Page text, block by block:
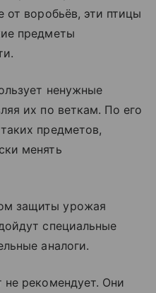
от воробьёв, эти птицы
предметы
ненужные
их по веткам. По его
предметов,
менять
защиты урожая
специальные
аналоги.
не рекомендует. Они